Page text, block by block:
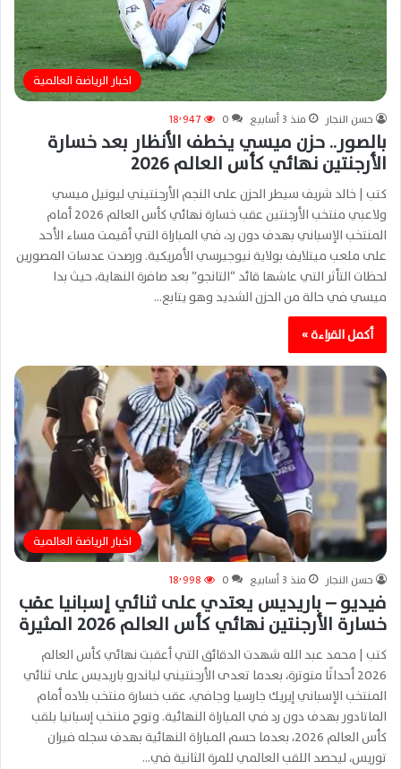
اخبار الرياضة العالمية
حسن النجار منذ 3 أسابيع 0 18٬947
بالصور.. حزن ميسي يخطف الأنظار بعد خسارة
الأرجنتين نهائي كأس العالم 2026
كتب | خالد شريف سيطر الحزن على النجم الأرجنتيني ليونيل ميسي
ولاعبي منتخب الأرجنتين عقب خسارة نهائي كأس العالم 2026 أمام
المنتخب الإسباني بهدف دون رد، في المباراة التي أقيمت مساء الأحد
على ملعب ميتلايف بولاية نيوجيرسي الأمريكية. ورصدت عدسات المصورين
لحظات التأثر التي عاشها قائد “التانجو” بعد صافرة النهاية، حيث بدا
ميسي في حالة من الحزن الشديد وهو يتابع…
أكمل القراءة »
اخبار الرياضة العالمية
حسن النجار منذ 3 أسابيع 0 18٬998
فيديو – باريديس يعتدي على ثنائي إسبانيا عقب
خسارة الأرجنتين نهائي كأس العالم 2026 المثيرة
كتب | محمد عبد الله شهدت الدقائق التي أعقبت نهائي كأس العالم
2026 أحداثًا متوترة، بعدما تعدى الأرجنتيني لياندرو باريديس على ثنائي
المنتخب الإسباني إيريك جارسيا وجافي، عقب خسارة منتخب بلاده أمام
الماتادور بهدف دون رد في المباراة النهائية. وتوج منتخب إسبانيا بلقب
كأس العالم 2026، بعدما حسم المباراة النهائية بهدف سجله فيران
توريس، ليحصد اللقب العالمي للمرة الثانية في…